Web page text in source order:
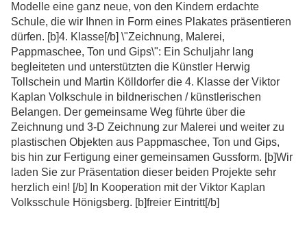
Modelle eine ganz neue, von den Kindern erdachte
Schule, die wir Ihnen in Form eines Plakates präsentieren
dürfen. [b]4. Klasse[/b] \"Zeichnung, Malerei,
Pappmaschee, Ton und Gips\": Ein Schuljahr lang
begleiteten und unterstützten die Künstler Herwig
Tollschein und Martin Kölldorfer die 4. Klasse der Viktor
Kaplan Volkschule in bildnerischen / künstlerischen
Belangen. Der gemeinsame Weg führte über die
Zeichnung und 3-D Zeichnung zur Malerei und weiter zu
plastischen Objekten aus Pappmaschee, Ton und Gips,
bis hin zur Fertigung einer gemeinsamen Gussform. [b]Wir
laden Sie zur Präsentation dieser beiden Projekte sehr
herzlich ein! [/b] In Kooperation mit der Viktor Kaplan
Volksschule Hönigsberg. [b]freier Eintritt[/b]